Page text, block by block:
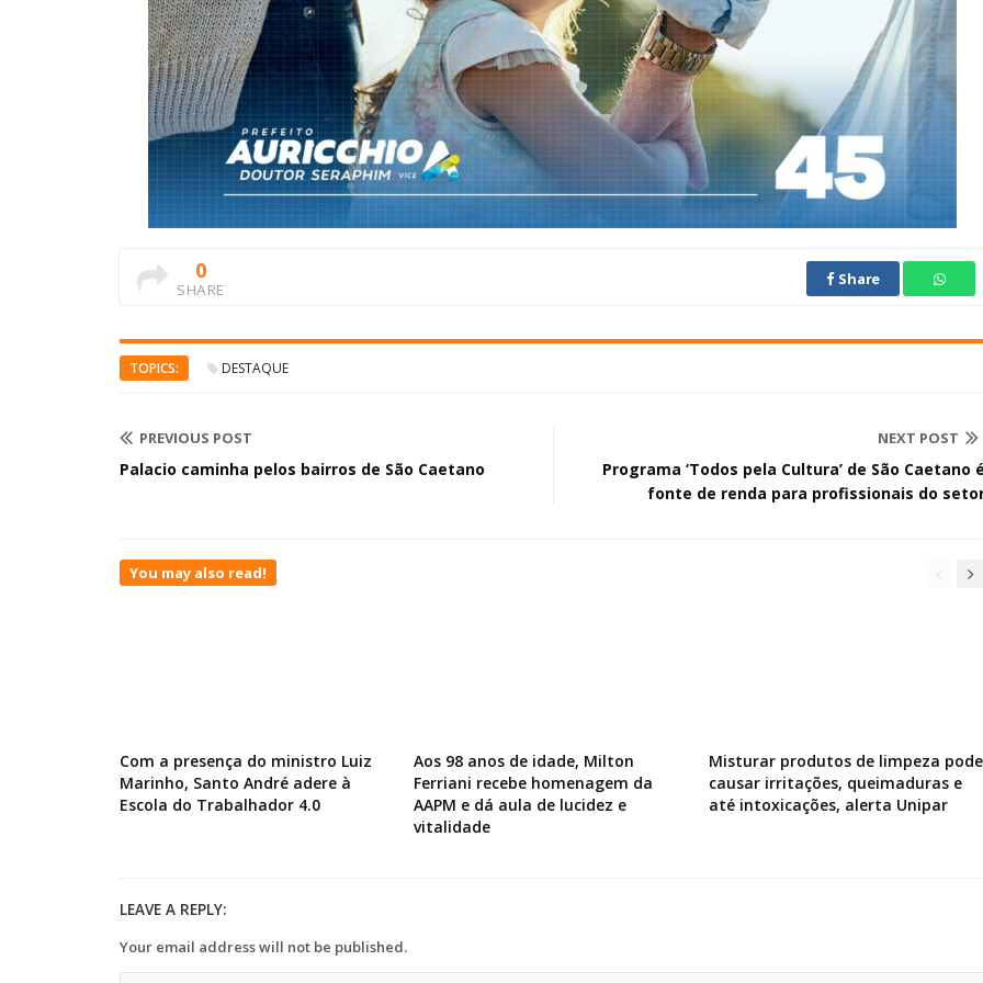
0
SHARE
Share
TOPICS: DESTAQUE
PREVIOUS POST
Palacio caminha pelos bairros de São Caetano
NEXT POST
Programa ‘Todos pela Cultura’ de São Caetano
fonte de renda para profissionais do
You may also read!
Com a presença do ministro Luiz
Marinho, Santo André adere à
Escola do Trabalhador 4.0
Aos 98 anos de idade, Milton
Ferriani recebe homenagem da
AAPM e dá aula de lucidez e
vitalidade
Misturar produtos de limpeza pode
causar irritações, queimaduras e
até intoxicações, alerta Unipar
LEAVE A REPLY:
Your email address will not be published.